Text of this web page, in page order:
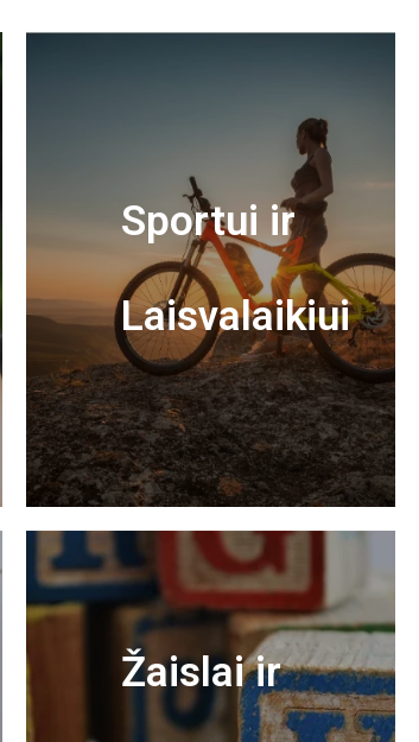
Sportui ir
Laisvalaikiui
Žaislai ir